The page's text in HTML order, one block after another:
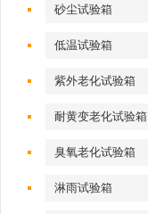
砂尘试验箱
低温试验箱
紫外老化试验箱
耐黄变老化试验箱
臭氧老化试验箱
淋雨试验箱